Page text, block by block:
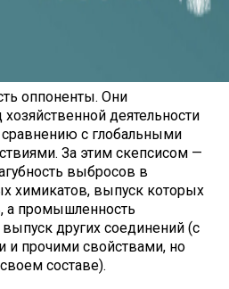
оппоненты. Они
деятельности
с глобальными
За этим скепсисом —
выбросов в
химикатов, выпуск которых
а промышленность
других соединений (с
прочими свойствами, но
составе).